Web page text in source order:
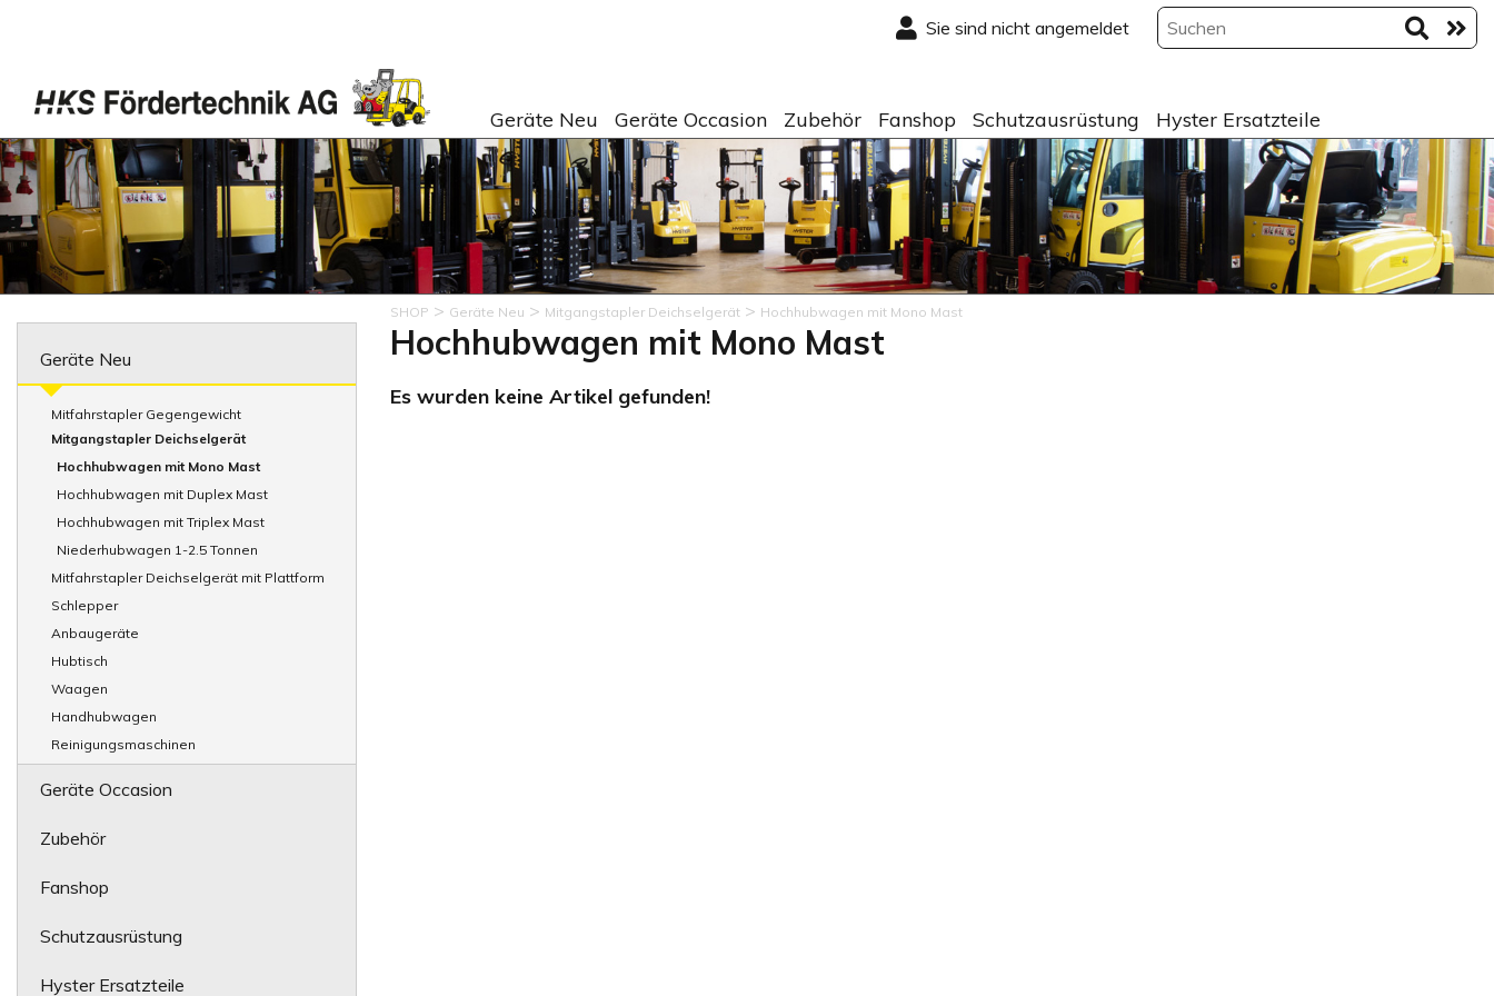
Sie sind nicht angemeldet
Geräte Neu Geräte Occasion Zubehör Fanshop Schutzausrüstung Hyster Ersatzteile
Geräte Neu
Mitfahrstapler Gegengewicht
Mitgangstapler Deichselgerät
Hochhubwagen mit Mono Mast
Hochhubwagen mit Duplex Mast
Hochhubwagen mit Triplex Mast
Niederhubwagen 1-2.5 Tonnen
Mitfahrstapler Deichselgerät mit Plattform
Schlepper
Anbaugeräte
Hubtisch
Waagen
Handhubwagen
Reinigungsmaschinen
Geräte Occasion
Zubehör
Fanshop
Schutzausrüstung
Hyster Ersatzteile
SHOP > Geräte Neu > Mitgangstapler Deichselgerät > Hochhubwagen mit Mono Mast
Hochhubwagen mit Mono Mast
Es wurden keine Artikel gefunden!